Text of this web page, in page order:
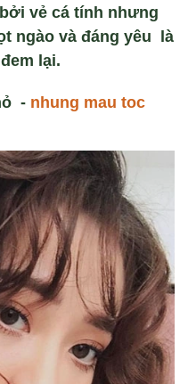
vẻ cá tính nhưng
ngào và đáng yêu là
lại.
- nhung mau toc